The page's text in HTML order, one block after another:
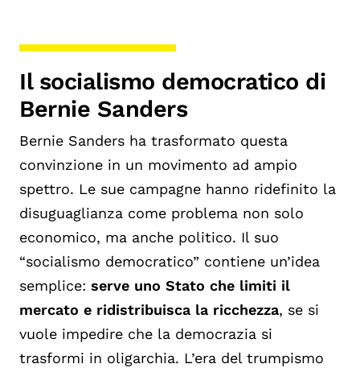
Il socialismo democratico di
Bernie Sanders
Bernie Sanders ha trasformato questa
convinzione in un movimento ad ampio
spettro. Le sue campagne hanno ridefinito la
disuguaglianza come problema non solo
economico, ma anche politico. Il suo
“socialismo democratico” contiene un’idea
semplice: serve uno Stato che limiti il
mercato e ridistribuisca la ricchezza, se si
vuole impedire che la democrazia si
trasformi in oligarchia. L’era del trumpismo